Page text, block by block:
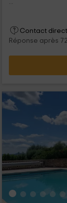
...
Contact direct
Réponse après